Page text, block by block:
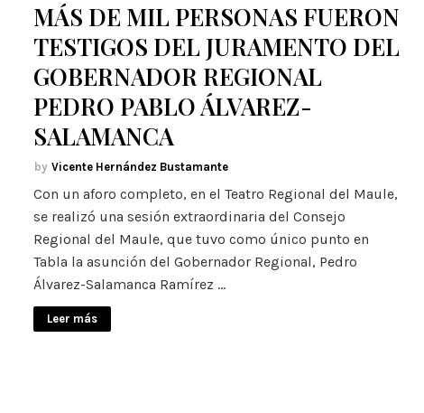
MÁS DE MIL PERSONAS FUERON
TESTIGOS DEL JURAMENTO DEL
GOBERNADOR REGIONAL
PEDRO PABLO ÁLVAREZ-
SALAMANCA
Vicente Hernández Bustamante
Con un aforo completo, en el Teatro Regional del Maule,
se realizó una sesión extraordinaria del Consejo
Regional del Maule, que tuvo como único punto en
Tabla la asunción del Gobernador Regional, Pedro
Álvarez-Salamanca Ramírez …
Leer más